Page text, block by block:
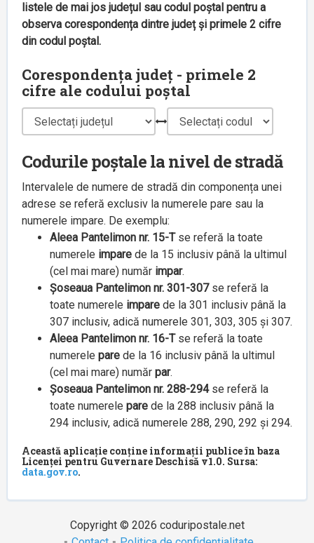
listele de mai jos județul sau codul poștal pentru a
observa corespondența dintre județ și primele 2 cifre
din codul poștal.
Corespondența județ - primele 2
cifre ale codului poștal
Codurile poștale la nivel de stradă
Intervalele de numere de stradă din componența unei
adrese se referă exclusiv la numerele pare sau la
numerele impare. De exemplu:
Aleea Pantelimon nr. 15-Tse referă la toate
numerele impare de la 15 inclusiv până la ultimul
(cel mai mare) număr impar.
Șoseaua Pantelimon nr. 301-307se referă la
toate numerele impare de la 301 inclusiv până la
307 inclusiv, adică numerele 301, 303, 305 și 307.
Aleea Pantelimon nr. 16-Tse referă la toate
numerele pare de la 16 inclusiv până la ultimul
(cel mai mare) număr par.
Șoseaua Pantelimon nr. 288-294se referă la
toate numerele pare de la 288 inclusiv până la
294 inclusiv, adică numerele 288, 290, 292 și 294.
Această aplicație conține informații publice în baza
Licenței pentru Guvernare Deschisă v1.0. Sursa:
data.gov.ro.
Copyright © 2026 coduripostale.net